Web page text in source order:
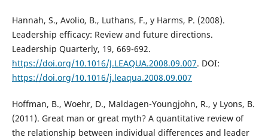
Hannah, S., Avolio, B., Luthans, F., y Harms, P. (2008).
Leadership efficacy: Review and future directions.
Leadership Quarterly, 19, 669-692.
https://doi.org/10.1016/J.LEAQUA.2008.09.007. DOI:
https://doi.org/10.1016/j.leaqua.2008.09.007
Hoffman, B., Woehr, D., Maldagen-Youngjohn, R., y Lyons, B.
(2011). Great man or great myth? A quantitative review of
the relationship between individual differences and leader